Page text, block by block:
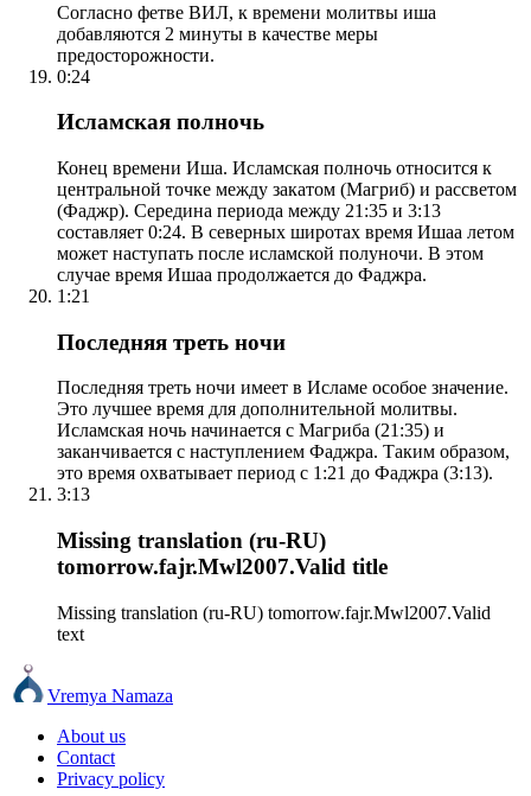
Согласно фетве ВИЛ, к времени молитвы иша
добавляются 2 минуты в качестве меры
предосторожности.
0:24
Исламская полночь
Конец времени Иша. Исламская полночь относится к
центральной точке между закатом (Магриб) и рассветом
(Фаджр). Середина периода между 21:35 и 3:13
составляет 0:24. В северных широтах время Ишаа летом
может наступать после исламской полуночи. В этом
случае время Ишаа продолжается до Фаджра.
1:21
Последняя треть ночи
Последняя треть ночи имеет в Исламе особое значение.
Это лучшее время для дополнительной молитвы.
Исламская ночь начинается с Магриба (21:35) и
заканчивается с наступлением Фаджра. Таким образом,
это время охватывает период с 1:21 до Фаджра (3:13).
3:13
Missing translation (ru-RU)
tomorrow.fajr.Mwl2007.Valid title
Missing translation (ru-RU) tomorrow.fajr.Mwl2007.Valid
text
Vremya Namaza
About us
Contact
Privacy policy